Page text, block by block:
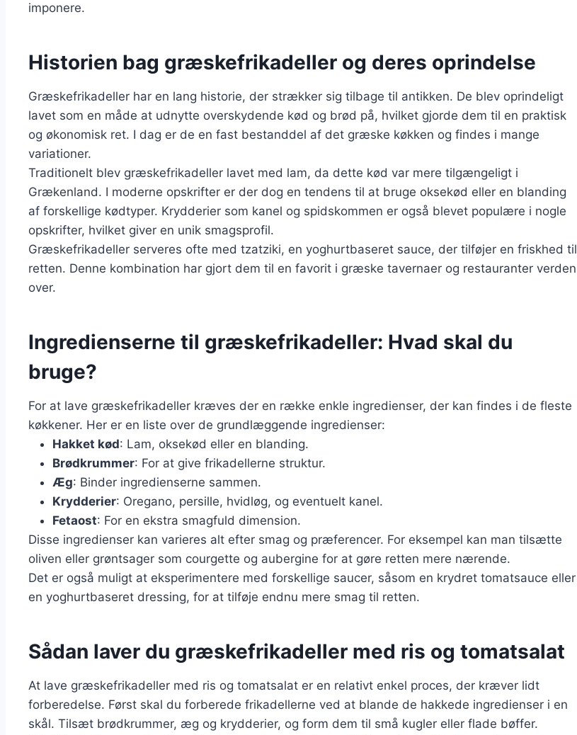
imponere.
Historien bag græskefrikadeller og deres oprindelse
Græskefrikadeller har en lang historie, der strækker sig tilbage til antikken. De blev oprindeligt
lavet som en måde at udnytte overskydende kød og brød på, hvilket gjorde dem til en praktisk
og økonomisk ret. I dag er de en fast bestanddel af det græske køkken og findes i mange
variationer.
Traditionelt blev græskefrikadeller lavet med lam, da dette kød var mere tilgængeligt i
Grækenland. I moderne opskrifter er der dog en tendens til at bruge oksekød eller en blanding
af forskellige kødtyper. Krydderier som kanel og spidskommen er også blevet populære i nogle
opskrifter, hvilket giver en unik smagsprofil.
Græskefrikadeller serveres ofte med tzatziki, en yoghurtbaseret sauce, der tilføjer en friskhed til
retten. Denne kombination har gjort dem til en favorit i græske tavernaer og restauranter verden
over.
Ingredienserne til græskefrikadeller: Hvad skal du
bruge?
For at lave græskefrikadeller kræves der en række enkle ingredienser, der kan findes i de fleste
køkkener. Her er en liste over de grundlæggende ingredienser:
Hakket kød: Lam, oksekød eller en blanding.
Brødkrummer: For at give frikadellerne struktur.
Æg: Binder ingredienserne sammen.
Krydderier: Oregano, persille, hvidløg, og eventuelt kanel.
Fetaost: For en ekstra smagfuld dimension.
Disse ingredienser kan varieres alt efter smag og præferencer. For eksempel kan man tilsætte
oliven eller grøntsager som courgette og aubergine for at gøre retten mere nærende.
Det er også muligt at eksperimentere med forskellige saucer, såsom en krydret tomatsauce eller
en yoghurtbaseret dressing, for at tilføje endnu mere smag til retten.
Sådan laver du græskefrikadeller med ris og tomatsalat
At lave græskefrikadeller med ris og tomatsalat er en relativt enkel proces, der kræver lidt
forberedelse. Først skal du forberede frikadellerne ved at blande de hakkede ingredienser i en
skål. Tilsæt brødkrummer, æg og krydderier, og form dem til små kugler eller flade bøffer.